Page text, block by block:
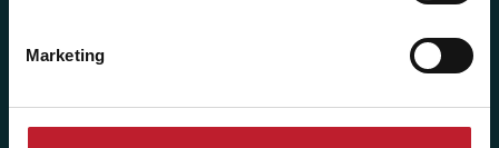
Marketing
Nedelja: Ne radimo